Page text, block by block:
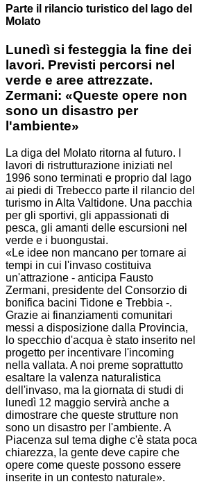
Parte il rilancio turistico del lago del
Molato
Lunedì si festeggia la fine dei
lavori. Previsti percorsi nel
verde e aree attrezzate.
Zermani: «Queste opere non
sono un disastro per
l'ambiente»
La diga del Molato ritorna al futuro. I
lavori di ristrutturazione iniziati nel
1996 sono terminati e proprio dal lago
ai piedi di Trebecco parte il rilancio del
turismo in Alta Valtidone. Una pacchia
per gli sportivi, gli appassionati di
pesca, gli amanti delle escursioni nel
verde e i buongustai.
«Le idee non mancano per tornare ai
tempi in cui l'invaso costituiva
un'attrazione - anticipa Fausto
Zermani, presidente del Consorzio di
bonifica bacini Tidone e Trebbia -.
Grazie ai finanziamenti comunitari
messi a disposizione dalla Provincia,
lo specchio d'acqua è stato inserito nel
progetto per incentivare l'incoming
nella vallata. A noi preme soprattutto
esaltare la valenza naturalistica
dell'invaso, ma la giornata di studi di
lunedì 12 maggio servirà anche a
dimostrare che queste strutture non
sono un disastro per l'ambiente. A
Piacenza sul tema dighe c'è stata poca
chiarezza, la gente deve capire che
opere come queste possono essere
inserite in un contesto naturale».